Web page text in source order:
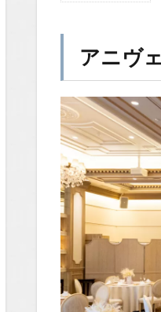
ヴ
ェ
ル
セ
ル
長
野
1.1
場所
You
アニヴ